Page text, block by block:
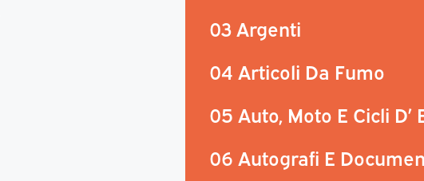
03 Argenti
04 Articoli Da Fumo
05 Auto, Moto E Cicli D’
06 Autografi E